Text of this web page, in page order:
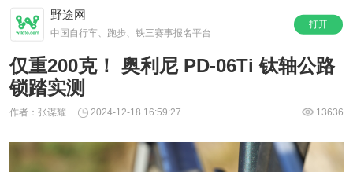
打开
野途网
中国自行车、跑步、铁三赛事报名平台
仅重200克！ 奥利尼 PD-06Ti 钛轴公路
锁踏实测
作者：张谋耀 2024-12-18 16:59:27 13636